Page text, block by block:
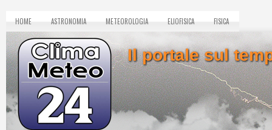
HOME ASTRONOMIA METEOROLOGIA ELIOFISICA FISICA
Il portale sul